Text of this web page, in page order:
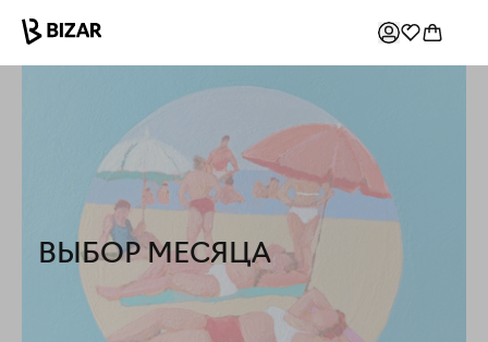
ВЫБОР МЕСЯЦА